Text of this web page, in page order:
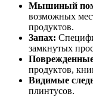
Мышиный
возможных
продуктов.
Запах:
замкнутых
продуктов,
Видимые
плинтусов.